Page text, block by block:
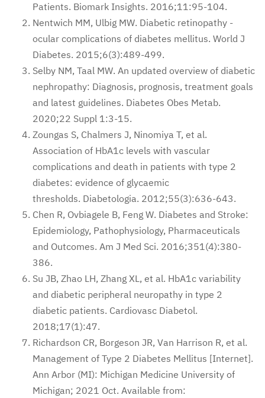
Patients. Biomark Insights. 2016;11:95-104.
Nentwich MM, Ulbig MW. Diabetic retinopathy -
ocular complications of diabetes mellitus. World J
Diabetes. 2015;6(3):489-499.
Selby NM, Taal MW. An updated overview of diabetic
nephropathy: Diagnosis, prognosis, treatment goals
and latest guidelines. Diabetes Obes Metab.
2020;22 Suppl 1:3-15.
Zoungas S, Chalmers J, Ninomiya T, et al.
Association of HbA1c levels with vascular
complications and death in patients with type 2
diabetes: evidence of glycaemic
thresholds. Diabetologia. 2012;55(3):636-643.
Chen R, Ovbiagele B, Feng W. Diabetes and Stroke:
Epidemiology, Pathophysiology, Pharmaceuticals
and Outcomes. Am J Med Sci. 2016;351(4):380-
386.
Su JB, Zhao LH, Zhang XL, et al. HbA1c variability
and diabetic peripheral neuropathy in type 2
diabetic patients. Cardiovasc Diabetol.
2018;17(1):47.
Richardson CR, Borgeson JR, Van Harrison R, et al.
Management of Type 2 Diabetes Mellitus [Internet].
Ann Arbor (MI): Michigan Medicine University of
Michigan; 2021 Oct. Available from: